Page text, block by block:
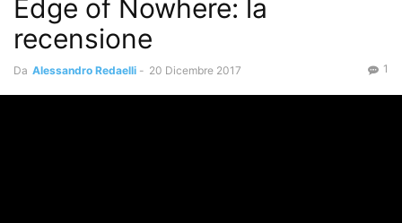
Edge of Nowhere: la
recensione
Da Alessandro Redaelli - 20 Dicembre 2017 1